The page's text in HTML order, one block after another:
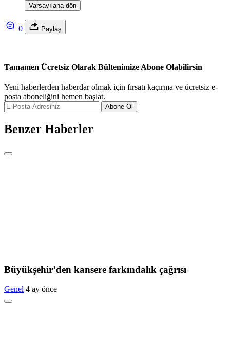
Varsayılana dön
0 Paylaş
Tamamen Ücretsiz Olarak Bültenimize Abone Olabilirsin
Yeni haberlerden haberdar olmak için fırsatı kaçırma ve ücretsiz e-
posta aboneliğini hemen başlat.
Abone Ol
Benzer Haberler
Büyükşehir’den kansere farkındalık çağrısı
Genel 4 ay önce